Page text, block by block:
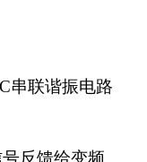
串联谐振电路
号反馈给变频